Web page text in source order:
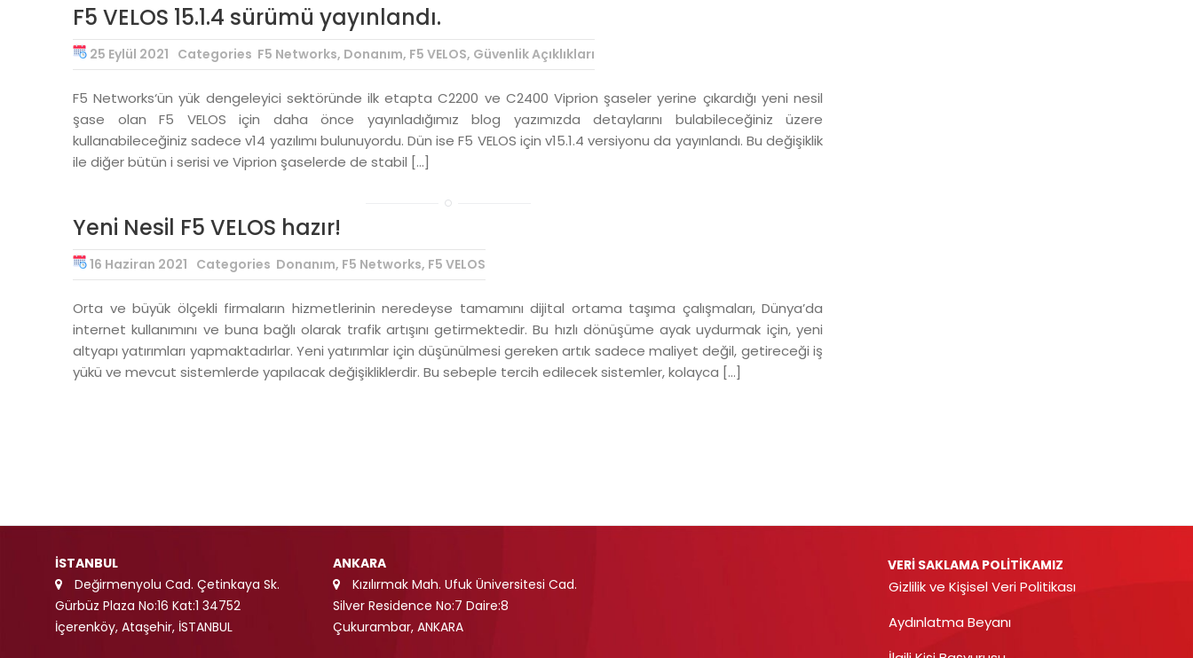
F5 VELOS 15.1.4 sürümü yayınlandı.
25 Eylül 2021 Categories F5 Networks, Donanım, F5 VELOS, Güvenlik Açıklıkları
F5 Networks‘ün yük dengeleyici sektöründe ilk etapta C2200 ve C2400 Viprion şaseler yerine çıkardığı yeni nesil
şase olan F5 VELOS için daha önce yayınladığımız blog yazımızda detaylarını bulabileceğiniz üzere
kullanabileceğiniz sadece v14 yazılımı bulunuyordu. Dün ise F5 VELOS için v15.1.4 versiyonu da yayınlandı. Bu değişiklik
ile diğer bütün i serisi ve Viprion şaselerde de stabil […]
Yeni Nesil F5 VELOS hazır!
16 Haziran 2021 Categories Donanım, F5 Networks, F5 VELOS
Orta ve büyük ölçekli firmaların hizmetlerinin neredeyse tamamını dijital ortama taşıma çalışmaları, Dünya’da
internet kullanımını ve buna bağlı olarak trafik artışını getirmektedir. Bu hızlı dönüşüme ayak uydurmak için, yeni
altyapı yatırımları yapmaktadırlar. Yeni yatırımlar için düşünülmesi gereken artık sadece maliyet değil, getireceği iş
yükü ve mevcut sistemlerde yapılacak değişikliklerdir. Bu sebeple tercih edilecek sistemler, kolayca […]
İSTANBUL
Değirmenyolu Cad. Çetinkaya Sk.
Gürbüz Plaza No:16 Kat:1 34752
İçerenköy, Ataşehir, İSTANBUL
ANKARA
Kızılırmak Mah. Ufuk Üniversitesi Cad.
Silver Residence No:7 Daire:8
Çukurambar, ANKARA
VERİ SAKLAMA POLİTİKAMIZ
Gizlilik ve Kişisel Veri Politikası
Aydınlatma Beyanı